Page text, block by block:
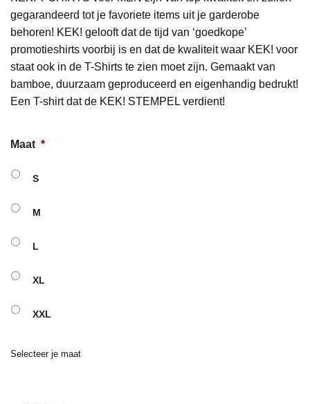
gegarandeerd tot je favoriete items uit je garderobe
behoren! KEK! gelooft dat de tijd van ‘goedkope’
promotieshirts voorbij is en dat de kwaliteit waar KEK! voor
staat ook in de T-Shirts te zien moet zijn. Gemaakt van
bamboe, duurzaam geproduceerd en eigenhandig bedrukt!
Een T-shirt dat de KEK! STEMPEL verdient!
Maat *
S
M
L
XL
XXL
Selecteer je maat